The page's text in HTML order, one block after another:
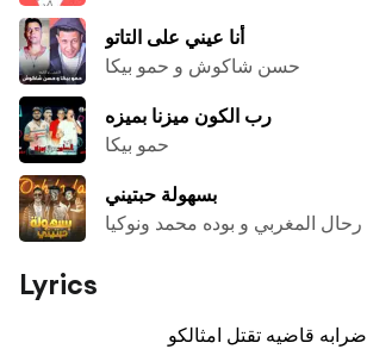
أنا عيني على التاتو
حسن شاكوش و حمو بيكا
رب الكون ميزنا بميزه
حمو بيكا
بسهولة حبتيني
رحال المغربي و بوده محمد ونوكيا
Lyrics
ضرابه قاضيه تقتل امثالكو